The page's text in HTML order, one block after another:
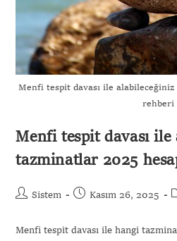
Menfi tespit davası ile
rehberi
Menfi tespit davası
tazminatlar 2025
Sistem Kasım 26, 2025
Menfi tespit davası ile hangi